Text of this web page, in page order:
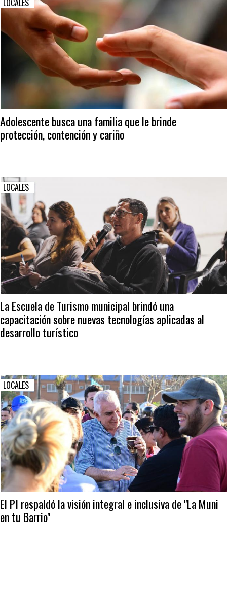
Adolescente busca una familia que le brinde
protección, contención y cariño
LOCALES
La Escuela de Turismo municipal brindó una
capacitación sobre nuevas tecnologías aplicadas al
desarrollo turístico
LOCALES
El PI respaldó la visión integral e inclusiva de "La Muni
en tu Barrio"